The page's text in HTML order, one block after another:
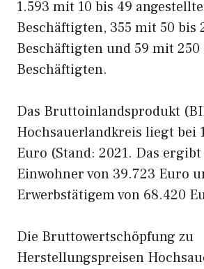
1.593 mit 10 bis 49
Beschäftigten, 355 mit 50 bis
Beschäftigten und 59 mit
Beschäftigten.
Das Bruttoinlandsprodukt
Hochsauerlandkreis liegt bei
Euro (Stand: 2021. Das
Einwohner von 39.723 Euro
Erwerbstätigem von 68.420
Die Bruttowertschöpfung zu
Herstellungspreisen